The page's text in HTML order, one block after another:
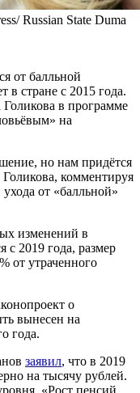
Russian State Duma
от балльной
в стране с 2015 года.
в программе
на
но нам придётся
комментируя
от «балльной»
изменений в
с 2019 года, размер
от утраченного
о
вынесен на
года.
заявил, что в 2019
на тысячу рублей.
«Рост пенсий